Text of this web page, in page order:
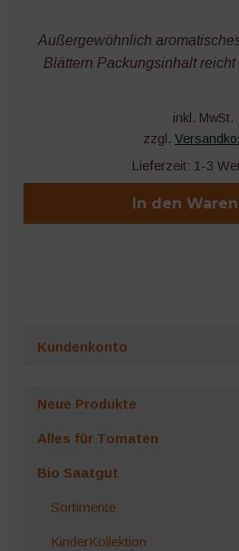
Außergewöhnlich
Blättern Packungsinhalt reicht
inkl. MwSt.
zzgl.
Lieferzeit: 1-3
In den
Kundenkonto
Neue Produkte
Alles für Tomaten
Bio Saatgut
Sortimente
KinderKollektion